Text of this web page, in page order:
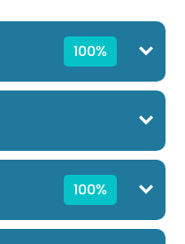
100%
100%